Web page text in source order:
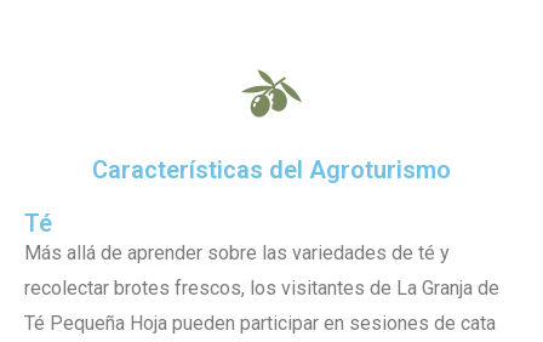
Características del Agroturismo
Té
Más allá de aprender sobre las variedades de té y
recolectar brotes frescos, los visitantes de La Granja de
Té Pequeña Hoja pueden participar en sesiones de cata